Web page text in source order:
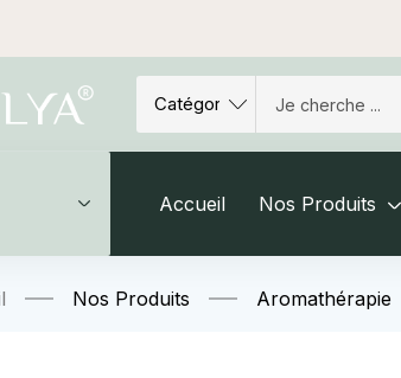
Accueil Nos Produits
Nos Produits Aromathérapie